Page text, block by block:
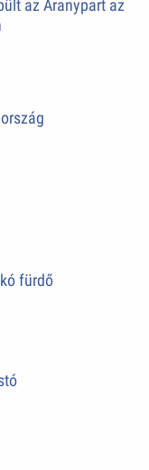
az Aranypart az
fürdő